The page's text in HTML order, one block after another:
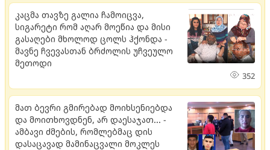
კაცმა თავზე გალია ჩამოიცვა,
სიგარეტი რომ აღარ მოეწია და მისი
გასაღები მხოლოდ ცოლს ჰქონდა -
მავნე ჩვევასთან ბრძოლის უჩვეულო
მეთოდი
352
მათ ბევრი გმირებად მოიხსენიებდა
და მოითხოვდნენ, არ დაესაჯათ... -
ამბავი ძმების, რომლებმაც დის
დასაცავად მამინაცვალი მოკლეს